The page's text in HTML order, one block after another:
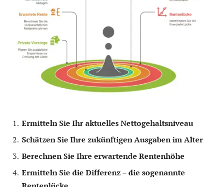
Ermitteln Sie Ihr aktuelles Nettogehaltsniveau
Schätzen Sie Ihre zukünftigen Ausgaben im Alter
Berechnen Sie Ihre erwartende Rentenhöhe
Ermitteln Sie die Differenz – die sogenannte